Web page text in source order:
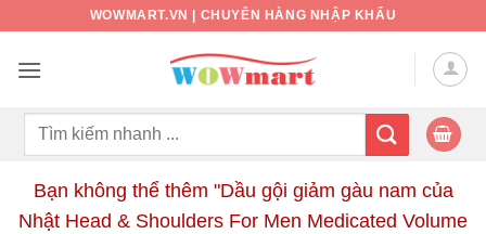
nội
WOWMART.VN | CHUYÊN HÀNG NHẬP KHẨU
Tìm
Bạn không thể thêm "Dầu gội giảm gàu nam của
Nhật Head & Shoulders For Men Medicated Volume